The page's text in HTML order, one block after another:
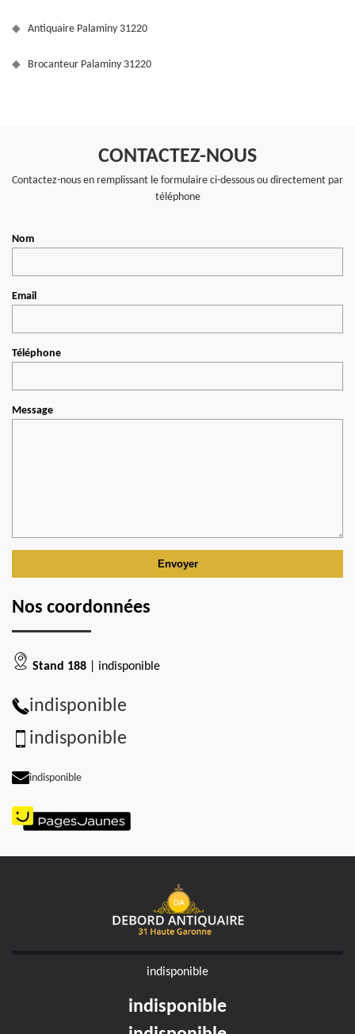
Antiquaire Palaminy 31220
Brocanteur Palaminy 31220
CONTACTEZ-NOUS
Contactez-nous en remplissant le formulaire ci-dessous ou directement par
téléphone
Nom
Email
Téléphone
Message
Nos coordonnées
Stand 188 | indisponible
indisponible
indisponible
indisponible
indisponible
indisponible